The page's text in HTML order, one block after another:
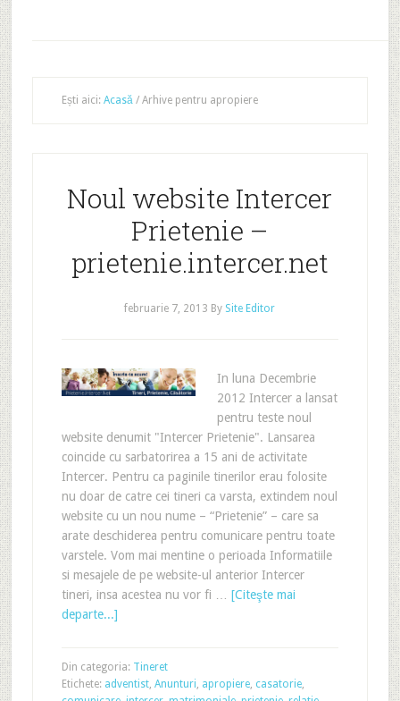
Ești aici: Acasă /Arhive pentru apropiere
Noul website Intercer
Prietenie –
prietenie.intercer.net
februarie 7, 2013 By Site Editor
In luna Decembrie
2012 Intercer a lansat
pentru teste noul
website denumit "Intercer Prietenie". Lansarea
coincide cu sarbatorirea a 15 ani de activitate
Intercer. Pentru ca paginile tinerilor erau folosite
nu doar de catre cei tineri ca varsta, extindem noul
website cu un nou nume – “Prietenie” – care sa
arate deschiderea pentru comunicare pentru toate
varstele. Vom mai mentine o perioada Informatiile
si mesajele de pe website-ul anterior Intercer
tineri, insa acestea nu vor fi … [Citeşte mai
departe...]
Din categoria: Tineret
Etichete: adventist, Anunturi, apropiere, casatorie,